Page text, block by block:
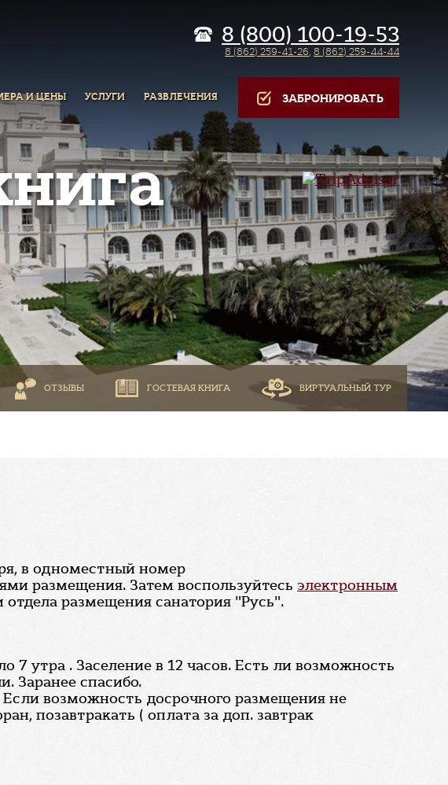
8 (800) 100-19-53
8 (862) 259-41-26, 8 (862) 259-44-44
И ЦЕНЫ УСЛУГИ РАЗВЛЕЧЕНИЯ ЗАБРОНИРОВАТЬ
ОТЗЫВЫ ГОСТЕВАЯ КНИГА ВИРТУАЛЬНЫЙ ТУР
в одноместный номер
размещения. Затем воспользуйтесь электронным
размещения санатория "Русь".
7 утра . Заселение в 12 часов. Есть ли возможность
Заранее спасибо.
возможность досрочного размещения не
позавтракать ( оплата за доп. завтрак